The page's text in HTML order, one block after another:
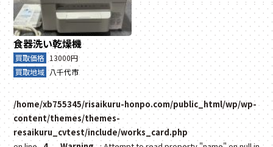
食器洗い乾燥機
買取価格 13000円
買取地域 八千代市
/home/xb755345/risaikuru-honpo.com/public_html/wp/wp-
content/themes/themes-
resaikuru_cvtest/include/works_card.php